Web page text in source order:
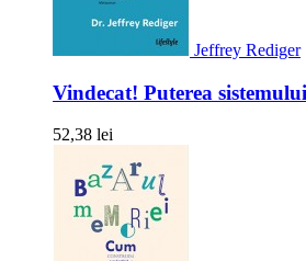
Jeffrey Rediger
Vindecat! Puterea
52,38 lei